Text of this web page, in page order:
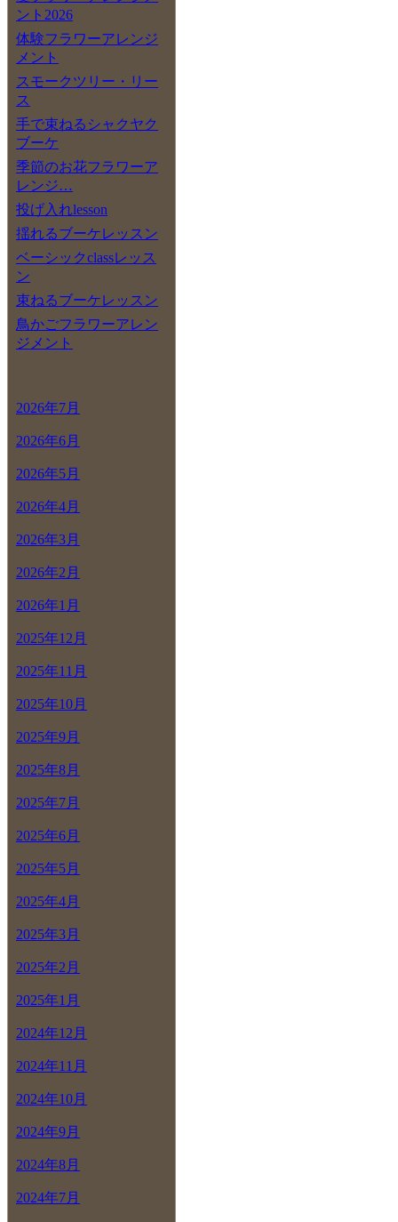
ント2026
体験フラワーアレンジ
メント
スモークツリー・リー
ス
手で束ねるシャクヤク
ブーケ
季節のお花フラワーア
レンジ…
投げ入れlesson
揺れるブーケレッスン
ベーシックclassレッス
ン
束ねるブーケレッスン
鳥かごフラワーアレン
ジメント
2026年7月
2026年6月
2026年5月
2026年4月
2026年3月
2026年2月
2026年1月
2025年12月
2025年11月
2025年10月
2025年9月
2025年8月
2025年7月
2025年6月
2025年5月
2025年4月
2025年3月
2025年2月
2025年1月
2024年12月
2024年11月
2024年10月
2024年9月
2024年8月
2024年7月